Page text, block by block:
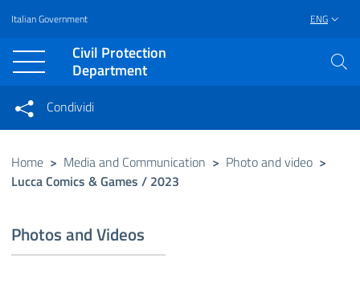
Vai al contenuto principale
Raggiungi il piè di pagina
Italian Government ENG
Civil Protection
Department
Condividi su Facebook
Condividi su Twitter
Condividi su LinkedIn
Condividi
Condividi sui social network
Home > Media and Communication > Photo and video >
Lucca Comics & Games / 2023
Photos and Videos